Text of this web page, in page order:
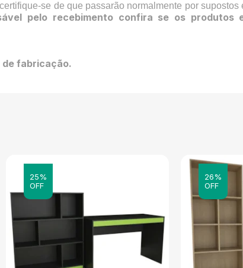
se de que passarão normalmente por
pelo recebimento confira se os
fabricação.
25%
OFF
26%
OFF